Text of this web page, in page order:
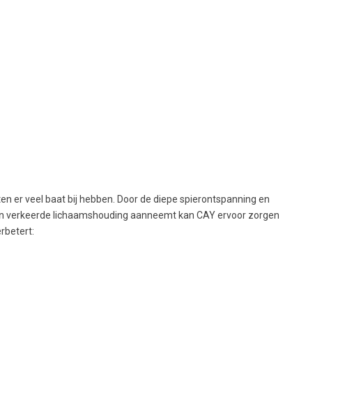
er veel baat bij hebben. Door de diepe spierontspanning en
lichaamshouding aanneemt kan CAY ervoor zorgen